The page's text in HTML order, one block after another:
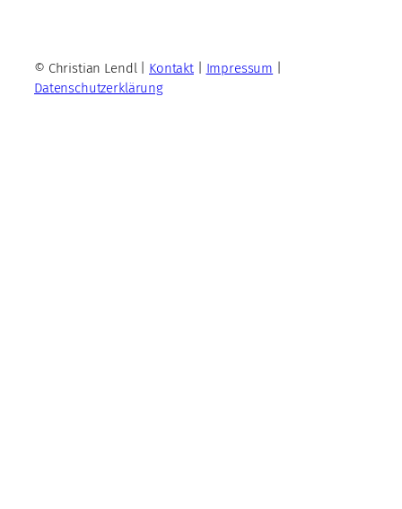
© Christian Lendl | Kontakt| Impressum
Datenschutzerklärung